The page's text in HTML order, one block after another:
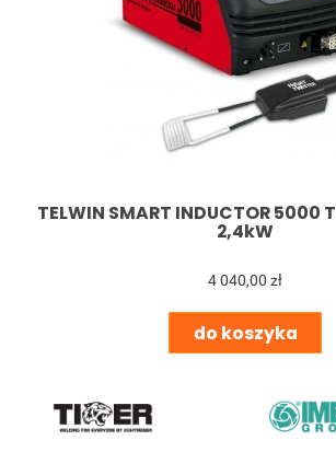
TELWIN SMART INDUCTOR 5000
2,4kW
4 040,00 zł
do koszyka